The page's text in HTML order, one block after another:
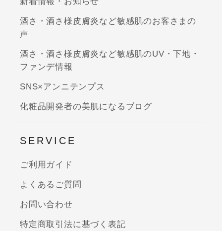
酒さ・酒さ様皮膚炎など敏感肌のお客さまの
声
酒さ・酒さ様皮膚炎など敏感肌のUV・下地・
ファンデ情報
SNS×アンニテンプス
化粧品開発者の美肌になるブログ
SERVICE
ご利用ガイド
よくあるご質問
お問い合わせ
特定商取引法に基づく表記